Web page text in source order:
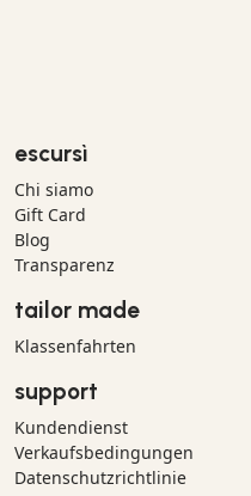
escursì
Chi siamo
Gift Card
Blog
Transparenz
tailor made
Klassenfahrten
support
Kundendienst
Verkaufsbedingungen
Datenschutzrichtlinie